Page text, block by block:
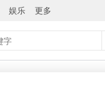
娱乐 更多